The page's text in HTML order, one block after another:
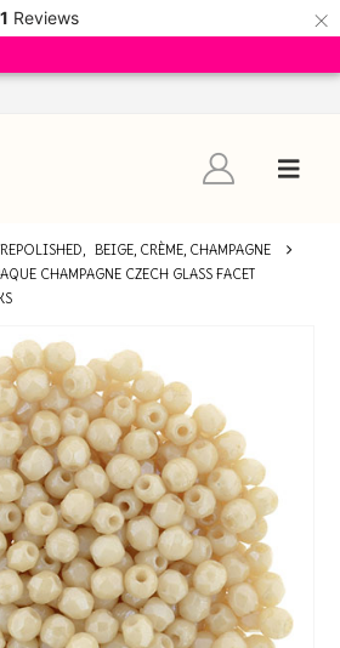
Reviews ×
, BEIGE, CRÈME, CHAMPAGNE
CHAMPAGNE CZECH GLASS FACET